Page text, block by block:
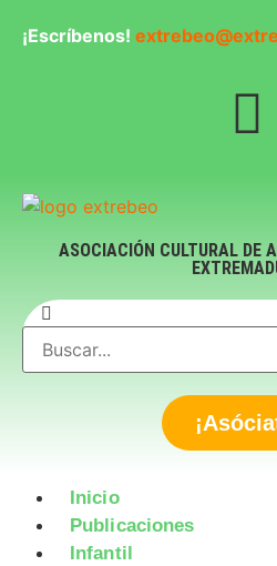
¡Escríbenos!
ASOCIACIÓN CULTURAL DE
Inicio
Publicaciones
Infantil